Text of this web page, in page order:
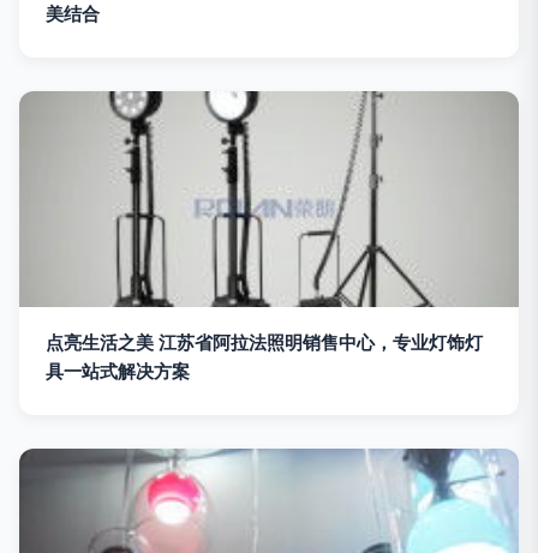
美结合
点亮生活之美 江苏省阿拉法照明销售中心，专业灯饰灯
具一站式解决方案